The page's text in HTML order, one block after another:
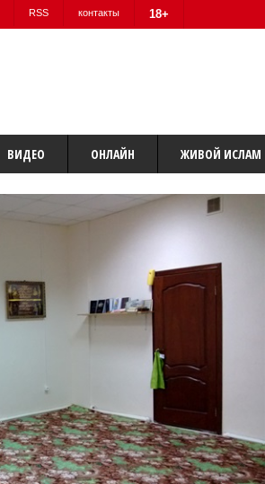
RSS контакты 18+
ВИДЕО ОНЛАЙН ЖИВОЙ ИСЛАМ